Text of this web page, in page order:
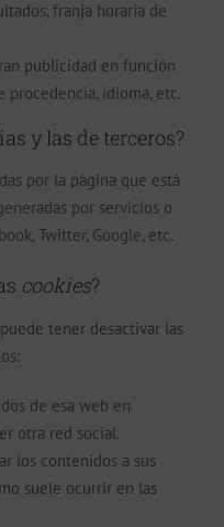
franja horaria de
publicidad en función
procedencia, idioma, etc.
y las de terceros?
por la página que está
por servicios o
Twitter, Google, etc.
cookies?
tener desactivar las
de esa web en
otra red social.
los contenidos a sus
suele ocurrir en las